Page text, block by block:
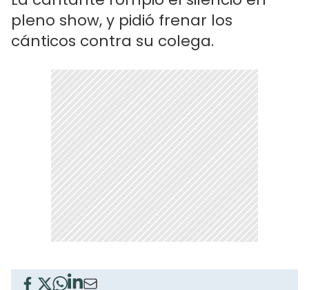
pleno show, y pidió frenar los
cánticos contra su colega.